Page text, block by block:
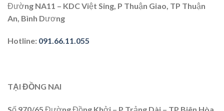
Đường NA11 – KDC Việt Sing, P Thuận Giao, TP Thuận
An, Bình Dương
Hotline: 091.66.11.055
TẠI ĐỒNG NAI